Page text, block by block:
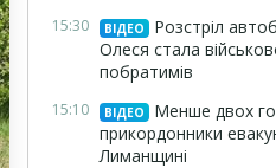
15:30 ВІДЕО
Розстріл
Олеся стала
побратимів
15:10 ВІДЕО
Менше двох
прикордонники
Лиманщині